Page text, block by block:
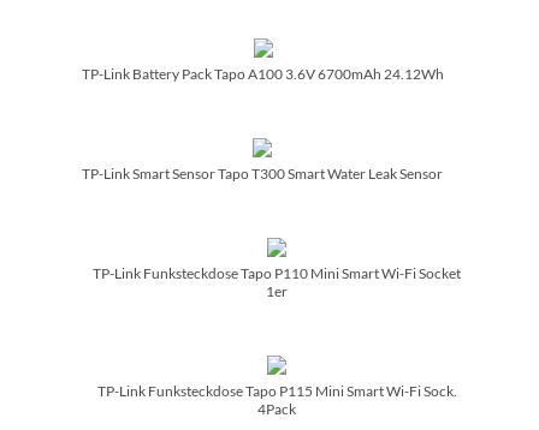
TP-Link Battery Pack Tapo A100 3.6V 6700mAh 24.12Wh
TP-Link Smart Sensor Tapo T300 Smart Water Leak Sensor
TP-Link Funksteckdose Tapo P110 Mini Smart Wi-Fi Socket
1er
TP-Link Funksteckdose Tapo P115 Mini Smart Wi-Fi Sock.
4Pack